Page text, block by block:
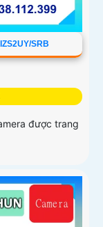
SRB
được trang